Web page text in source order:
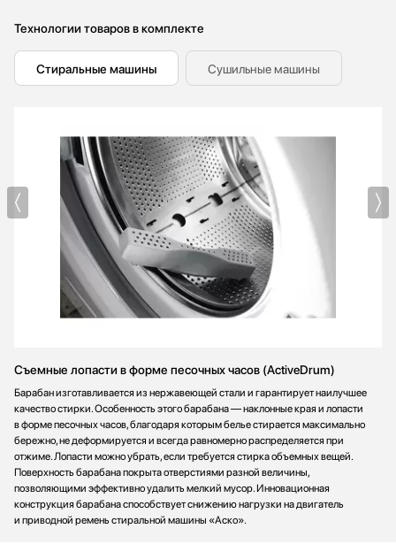
Технологии товаров в комплекте
Стиральные машины Сушильные машины
Съемные лопасти в форме песочных часов (ActiveDrum)
Барабан изготавливается из нержавеющей стали и гарантирует наилучшее
качество стирки. Особенность этого барабана — наклонные края и лопасти
в форме песочных часов, благодаря которым белье стирается максимально
бережно, не деформируется и всегда равномерно распределяется при
отжиме. Лопасти можно убрать, если требуется стирка объемных вещей.
Поверхность барабана покрыта отверстиями разной величины,
позволяющими эффективно удалить мелкий мусор. Инновационная
конструкция барабана способствует снижению нагрузки на двигатель
и приводной ремень стиральной машины «Аско».